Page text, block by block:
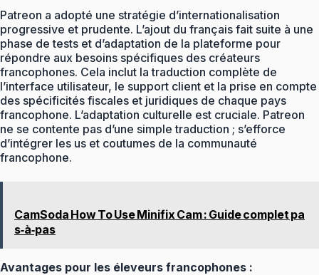
Patreon a adopté une stratégie d’internationalisation
progressive et prudente. L’ajout du français fait suite à une
phase de tests et d’adaptation de la plateforme pour
répondre aux besoins spécifiques des créateurs
francophones. Cela inclut la traduction complète de
l’interface utilisateur, le support client et la prise en compte
des spécificités fiscales et juridiques de chaque pays
francophone. L’adaptation culturelle est cruciale. Patreon
ne se contente pas d’une simple traduction ; s’efforce
d’intégrer les us et coutumes de la communauté
francophone.
CamSoda How To Use Minifix Cam : Guide complet pa
s‑à‑pas
Avantages pour les éleveurs francophones :